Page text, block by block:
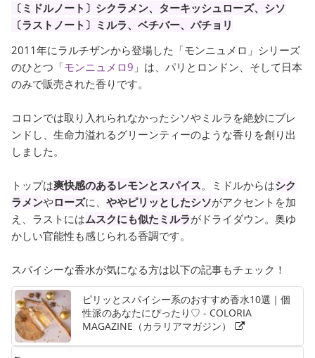
〔ミドルノート〕シクラメン、ターキッシュローズ、シソ
〔ラストノート〕ミルラ、ベチバー、パチョリ
2011年にラルチザンから登場した「モンニュメロ」シリーズ
のひとつ「モンニュメロ9 」は、パリとロンドン、そして日本
のみで販売された香りです。
コロンでは取り入れられなかったシソやミルラを絶妙にブレ
ンドし、生命力溢れるグリーンティーのような香りを創り出
しました。
トップは爽快感のあるレモンとスパイス。ミドルからはシク
ラメンやローズに、 ややピリッとしたシソがアクセントを加
え、ラストにはムスクにも似たミルラがドライダウン。奥ゆ
かしい官能性も感じられる香調です。
スパイシーな香水が気になる方は以下の記事もチェック！
ピリッとスパイシー系のおすすめ香水10選｜個
性派のあなたにぴったり♡ - COLORIA
MAGAZINE（カラリアマガジン）